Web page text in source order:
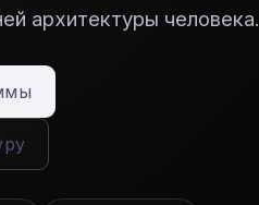
архитектуры человека.